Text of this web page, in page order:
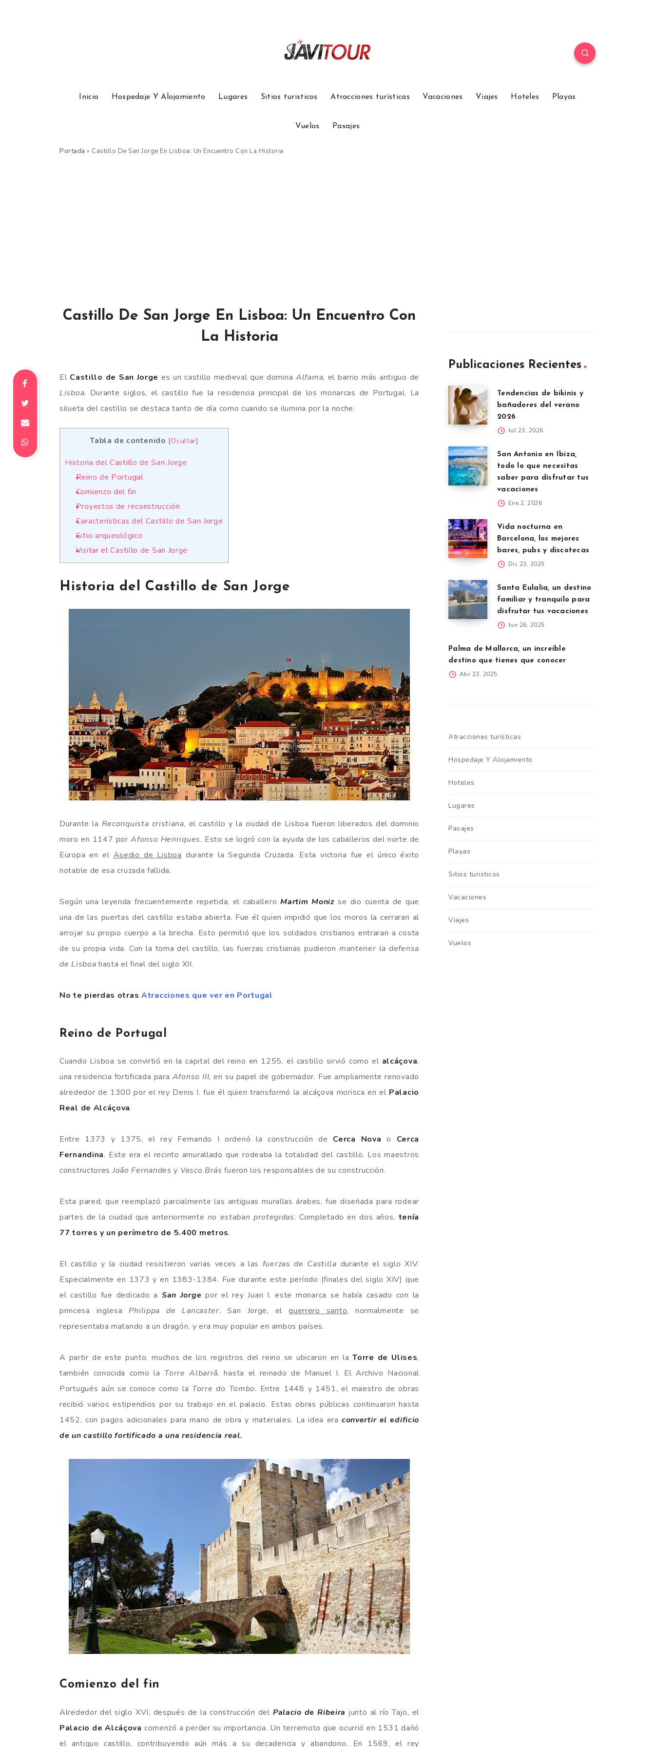
Inicio Hospedaje Y Alojamiento Lugares Sitios turisticos Atracciones turísticas Vacaciones Viajes Hoteles Playas
Vuelos Pasajes
Portada » Castillo De San Jorge En Lisboa: Un Encuentro Con La Historia
Castillo De San Jorge En Lisboa: Un Encuentro Con
La Historia
El Castillo de San Jorge es un castillo medieval que dominaAlfama, el barrio más antiguo de
Lisboa. Durante siglos, el castillo fue la residencia principal de los monarcas de Portugal. La
silueta del castillo se destaca tanto de día como cuando se ilumina por la noche.
Tabla de contenido [Ocultar]
Historia del Castillo de San Jorge
Reino de Portugal
Comienzo del fin
Proyectos de reconstrucción
Características del Castillo de San Jorge
Sitio arqueológico
Visitar el Castillo de San Jorge
Historia del Castillo de San Jorge
Durante la Reconquista cristiana, el castillo y la ciudad de Lisboa fueron liberados del dominio
moro en 1147 porAfonso Henriques. Esto se logró con la ayuda de los caballeros del norte de
Europa en el Asedio de Lisboa durante la Segunda Cruzada. Esta victoria fue el único éxito
notable de esa cruzada fallida.
Según una leyenda frecuentemente repetida, el caballero Martim Moniz se dio cuenta de que
una de las puertas del castillo estaba abierta. Fue él quien impidió que los moros la cerraran al
arrojar su propio cuerpo a la brecha. Esto permitió que los soldados cristianos entraran a costa
de su propia vida. Con la toma del castillo, las fuerzas cristianas pudieron mantener la defensa
de Lisboa hasta el final del siglo XII.
No te pierdas otras Atracciones que ver en Portugal
Reino de Portugal
Cuando Lisboa se convirtió en la capital del reino en 1255, el castillo sirvió como el alcáçova,
una residencia fortificada para Afonso III, en su papel de gobernador. Fue ampliamente renovado
alrededor de 1300 por el rey Denis I. fue él quien transformó la alcáçova morisca en el Palacio
Real de Alcáçova.
Entre 1373 y 1375, el rey Fernando I ordenó la construcción de Cerca Nova o Cerca
Fernandina. Este era el recinto amurallado que rodeaba la totalidad del castillo. Los maestros
constructoresJoão Fernandes y Vasco Brás fueron los responsables de su construcción.
Esta pared, que reemplazó parcialmente las antiguas murallas árabes, fue diseñada para rodear
partes de la ciudad que anteriormente no estaban protegidas. Completado en dos años, tenía
77 torres y un perímetro de 5.400 metros.
El castillo y la ciudad resistieron varias veces a las fuerzas de Castilla durante el siglo XIV.
Especialmente en 1373 y en 1383-1384. Fue durante este período (finales del siglo XIV) que
el castillo fue dedicado a San Jorge por el rey Juan I. este monarca se había casado con la
princesa inglesa Philippa de Lancaster. San Jorge, elguerrero santo, normalmente se
representaba matando a un dragón, y era muy popular en ambos países.
A partir de este punto, muchos de los registros del reino se ubicaron en laTorre de Ulises,
también conocida como la Torre Albarrã, hasta el reinado de Manuel I. El Archivo Nacional
Portugués aún se conoce como la Torre do Tombo. Entre 1448 y 1451, el maestro de obras
recibió varios estipendios por su trabajo en el palacio. Estas obras públicas continuaron hasta
1452, con pagos adicionales para mano de obra y materiales. La idea era convertir el edificio
de un castillo fortificado a una residencia real.
Comienzo del fin
Alrededor del siglo XVI, después de la construcción del Palacio de Ribeira junto al río Tajo, el
Palacio de Alcáçova comenzó a perder su importancia. Un terremoto que ocurrió en 1531 dañó
el antiguo castillo, contribuyendo aún más a su decadencia y abandono. En 1569, el rey
Publicaciones Recientes
Tendencias de bikinis y
bañadores del verano
2026
Jul 23, 2026
San Antonio en Ibiza,
todo lo que necesitas
saber para disfrutar tus
vacaciones
Ene 2, 2026
Vida nocturna en
Barcelona, los mejores
bares, pubs y discotecas
Dic 23, 2025
Santa Eulalia, un destino
familiar y tranquilo para
disfrutar tus vacaciones
Jun 26, 2025
Palma de Mallorca, un increíble
destino que tienes que conocer
Abr 23, 2025
Atracciones turísticas
Hospedaje Y Alojamiento
Hoteles
Lugares
Pasajes
Playas
Sitios turisticos
Vacaciones
Viajes
Vuelos